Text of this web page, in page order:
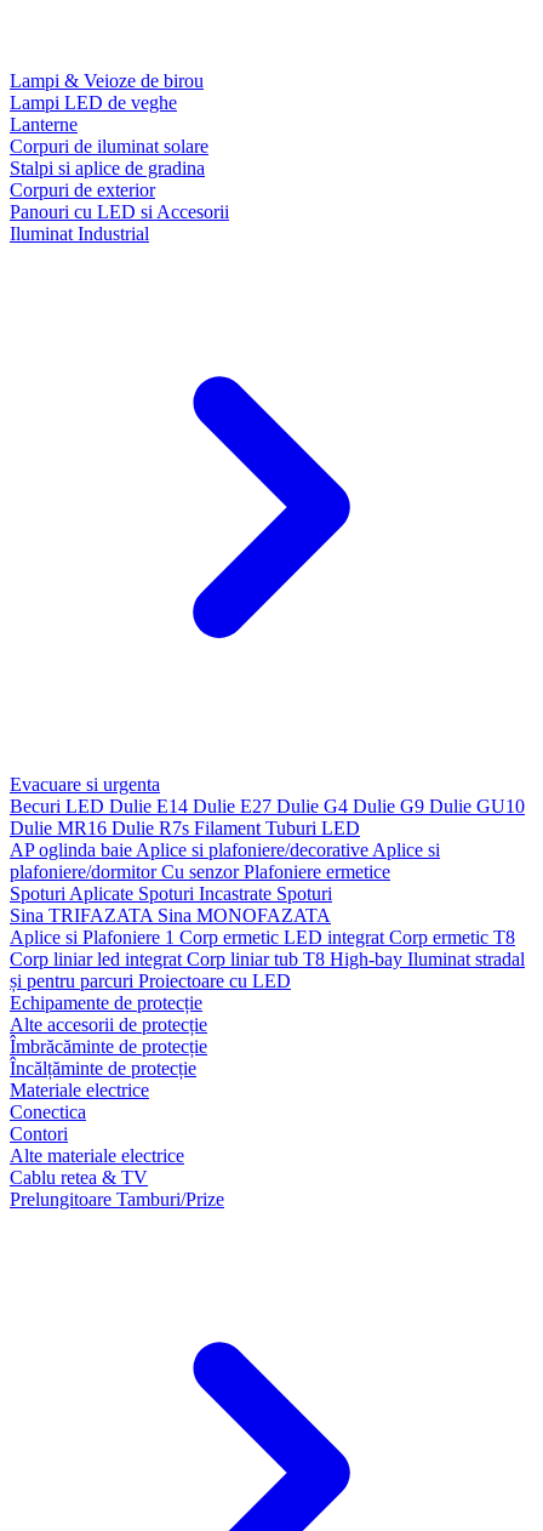
Lampi & Veioze de birou
Lampi LED de veghe
Lanterne
Corpuri de iluminat solare
Stalpi si aplice de gradina
Corpuri de exterior
Panouri cu LED si Accesorii
Iluminat Industrial
Evacuare si urgenta
Becuri LED Dulie E14 Dulie E27 Dulie G4 Dulie G9 Dulie GU10
Dulie MR16 Dulie R7s Filament Tuburi LED
AP oglinda baie Aplice si plafoniere/decorative Aplice si
plafoniere/dormitorCu senzorPlafoniere ermetice
Spoturi Aplicate Spoturi Incastrate Spoturi
Sina TRIFAZATA Sina MONOFAZATA
Aplice si Plafoniere 1 Corp ermetic LED integrat Corp ermetic T8
Corp liniar led integrat Corp liniar tub T8 High-bay Iluminat stradal
și pentru parcuri Proiectoare cu LED
Echipamente de protecție
Alte accesorii de protecție
Îmbrăcăminte de protecție
Încălțăminte de protecție
Materiale electrice
Conectica
Contori
Alte materiale electrice
Cablu retea & TV
Prelungitoare Tamburi/Prize